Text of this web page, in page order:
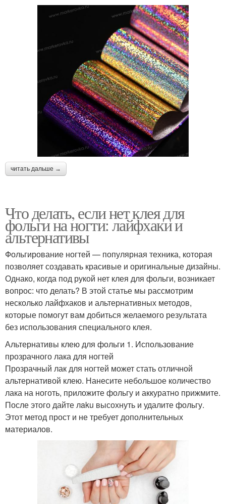
читать дальше →
Что делать, если нет клея для
фольги на ногти: лайфхаки и
альтернативы
Фольгирование ногтей — популярная техника, которая
позволяет создавать красивые и оригинальные дизайны.
Однако, когда под рукой нет клея для фольги, возникает
вопрос: что делать? В этой статье мы рассмотрим
несколько лайфхаков и альтернативных методов,
которые помогут вам добиться желаемого результата
без использования специального клея.
Альтернативы клею для фольги 1. Использование
прозрачного лака для ногтей
Прозрачный лак для ногтей может стать отличной
альтернативой клею. Нанесите небольшое количество
лака на ноготь, приложите фольгу и аккуратно прижмите.
После этого дайте лaku высохнуть и удалите фольгу.
Этот метод прост и не требует дополнительных
материалов.